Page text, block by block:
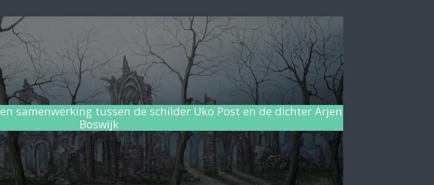
samenwerking tussen de schilder Uko Post en de dichter Arjen
Boswijk